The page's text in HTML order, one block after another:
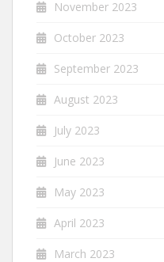
November 2023
October 2023
September 2023
August 2023
July 2023
June 2023
May 2023
April 2023
March 2023